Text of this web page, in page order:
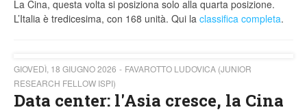
La Cina, questa volta si posiziona solo alla quarta posizione.
L’Italia è tredicesima, con 168 unità. Qui la classifica completa.
GIOVEDÌ, 18 GIUGNO 2026
FAVAROTTO LUDOVICA (JUNIOR
RESEARCH FELLOW ISPI)
Data center: l'Asia cresce, la Cina